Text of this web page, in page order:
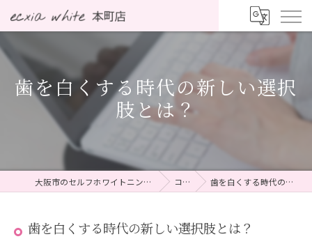
歯を白くする時代の新しい選択
肢とは？
大阪市のセルフホワイトニングならecxia white 本町店 コラム 歯を白くする時代の新しい選択肢とは？
歯を白くする時代の新しい選択肢とは？